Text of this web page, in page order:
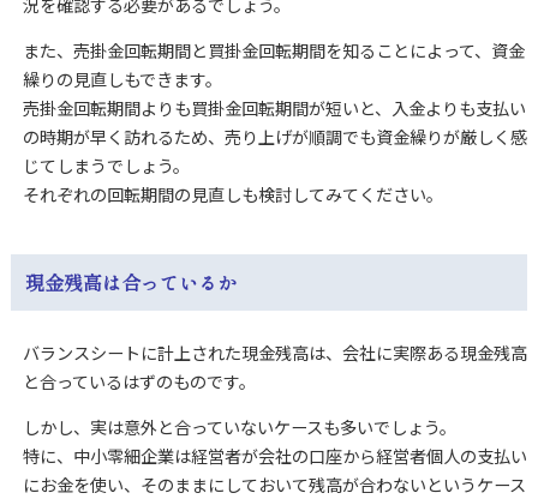
況を確認する必要があるでしょう。
また、売掛金回転期間と買掛金回転期間を知ることによって、資金
繰りの見直しもできます。
売掛金回転期間よりも買掛金回転期間が短いと、入金よりも支払い
の時期が早く訪れるため、売り上げが順調でも資金繰りが厳しく感
じてしまうでしょう。
それぞれの回転期間の見直しも検討してみてください。
現金残高は合っているか
バランスシートに計上された現金残高は、会社に実際ある現金残高
と合っているはずのものです。
しかし、実は意外と合っていないケースも多いでしょう。
特に、中小零細企業は経営者が会社の口座から経営者個人の支払い
にお金を使い、そのままにしておいて残高が合わないというケース